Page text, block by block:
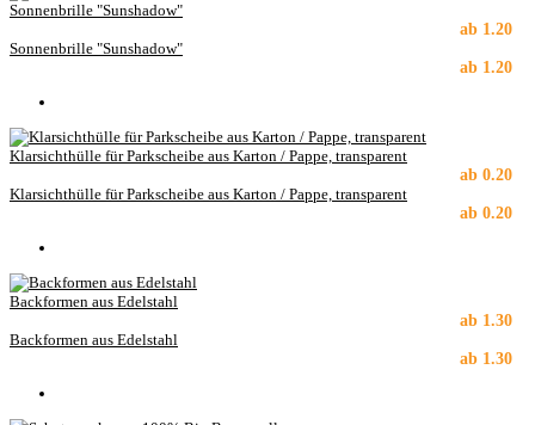
Sonnenbrille "Sunshadow"
ab 1.20
Sonnenbrille "Sunshadow"
ab 1.20
Klarsichthülle für Parkscheibe aus Karton / Pappe, transparent
ab 0.20
Klarsichthülle für Parkscheibe aus Karton / Pappe, transparent
ab 0.20
Backformen aus Edelstahl
ab 1.30
Backformen aus Edelstahl
ab 1.30